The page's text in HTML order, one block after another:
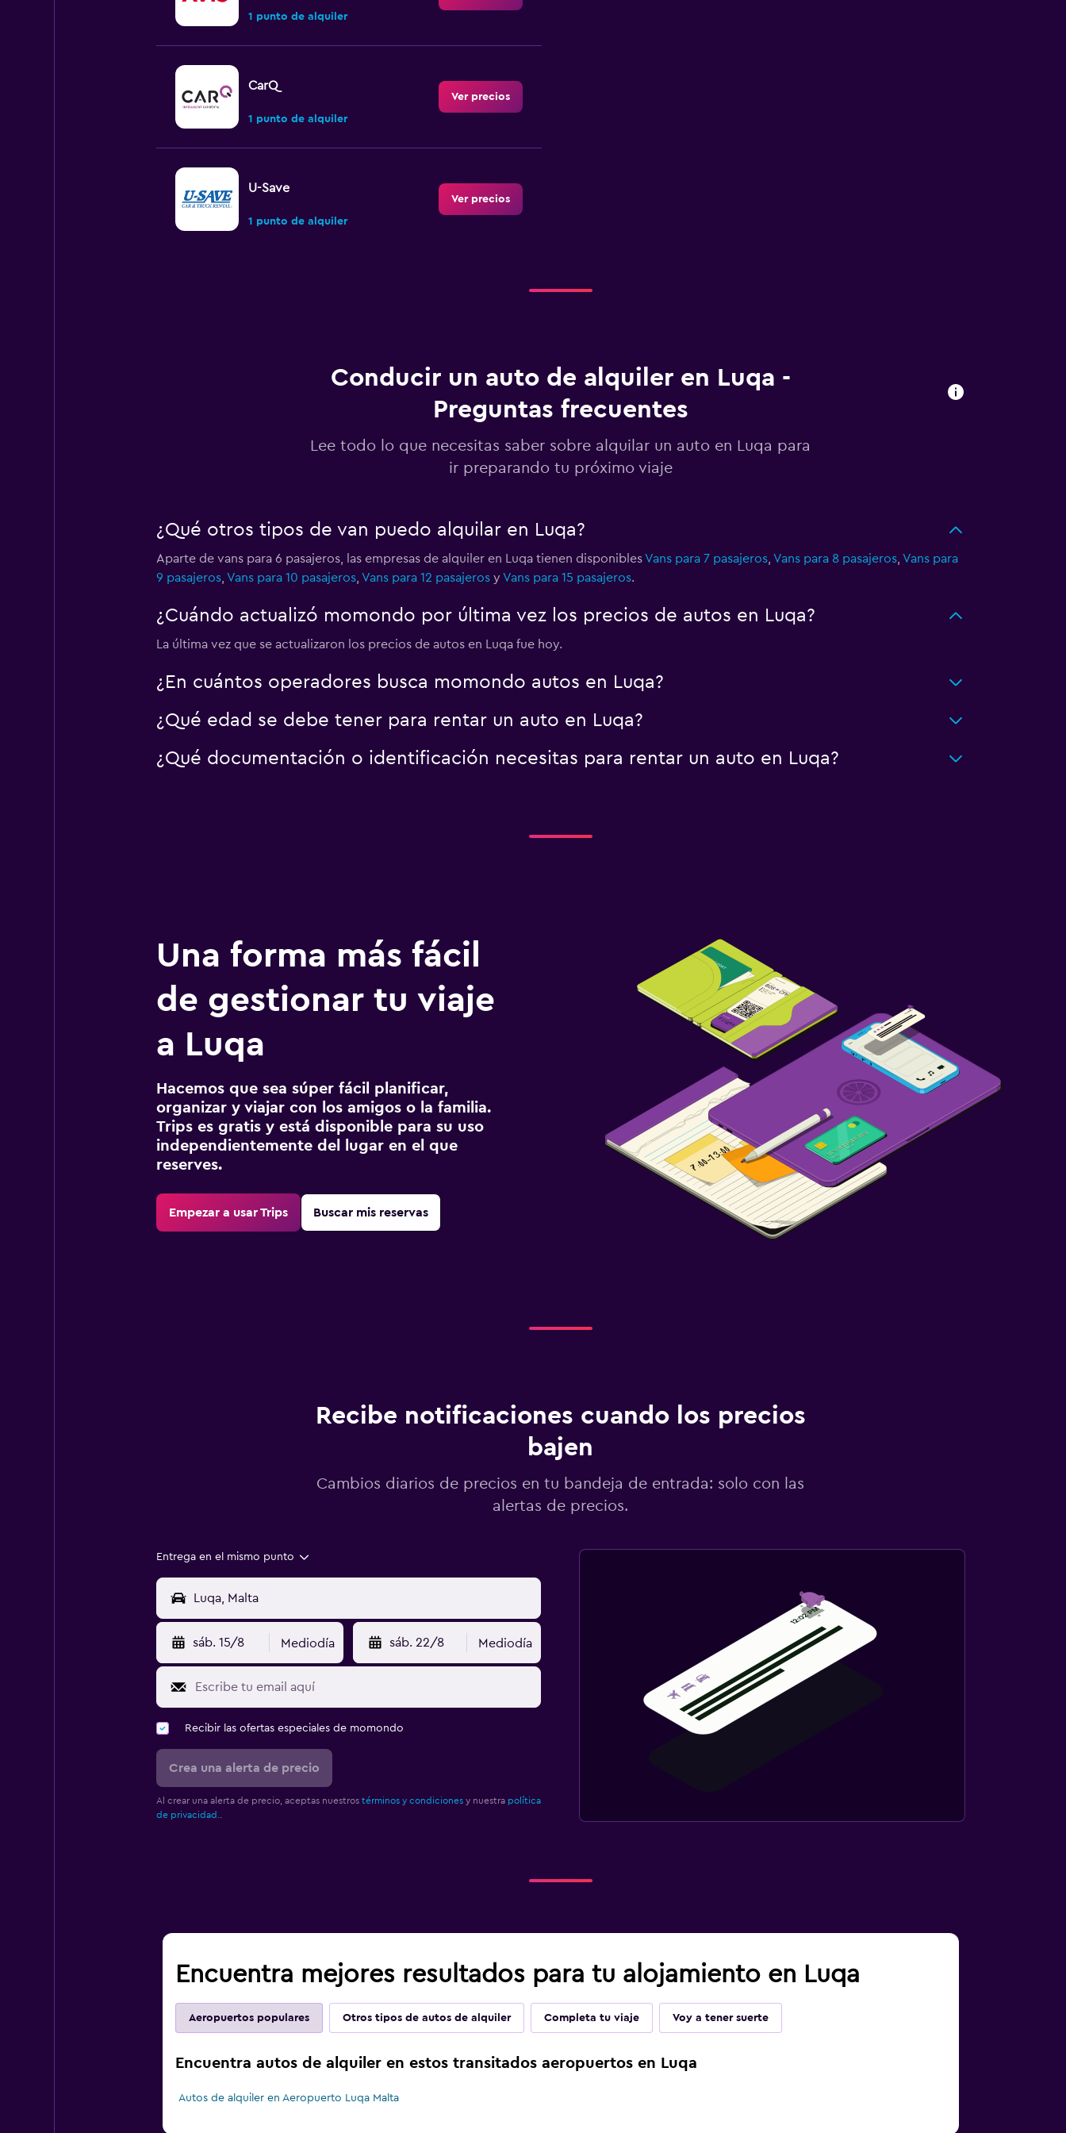
1 punto de alquiler
CarQ
1 punto de alquiler
Ver precios
U-Save
1 punto de alquiler
Ver precios
Ver precios
1 punto de alquiler
Ver precios
Conducir un auto de alquiler en Luqa -
Preguntas frecuentes
Lee todo lo que necesitas saber sobre alquilar un auto en Luqa para
ir preparando tu próximo viaje
¿Qué otros tipos de van puedo alquilar en Luqa?
Aparte de vans para 6 pasajeros, las empresas de alquiler en Luqa tienen disponiblesVans para 7 pasajeros, Vans para 8 pasajeros, Vans para
9 pasajeros, Vans para 10 pasajeros, Vans para 12 pasajerosy Vans para 15 pasajeros.
¿Cuándo actualizó momondo por última vez los precios de autos en Luqa?
La última vez que se actualizaron los precios de autos en Luqa fue hoy.
¿En cuántos operadores busca momondo autos en Luqa?
¿Qué edad se debe tener para rentar un auto en Luqa?
¿Qué documentación o identificación necesitas para rentar un auto en Luqa?
Una forma más fácil
de gestionar tu viaje
a Luqa
Hacemos que sea súper fácil planificar,
organizar y viajar con los amigos o la familia.
Trips es gratis y está disponible para su uso
independientemente del lugar en el que
reserves.
Empezar a usar Trips Buscar mis reservas
Recibe notificaciones cuando los precios
bajen
Cambios diarios de precios en tu bandeja de entrada: solo con las
alertas de precios.
Entrega en el mismo punto
sáb. 15/8 Mediodía sáb. 22/8 Mediodía
Recibir las ofertas especiales de momondo
Crea una alerta de precio
Al crear una alerta de precio, aceptas nuestros términos y condicionesy nuestra política
de privacidad.
Encuentra mejores resultados para tu alojamiento en Luqa
Aeropuertos populares Otros tipos de autos de alquiler Completa tu viaje Voy a tener suerte
Encuentra autos de alquiler en estos transitados aeropuertos en Luqa
Autos de alquiler en Aeropuerto Luqa Malta